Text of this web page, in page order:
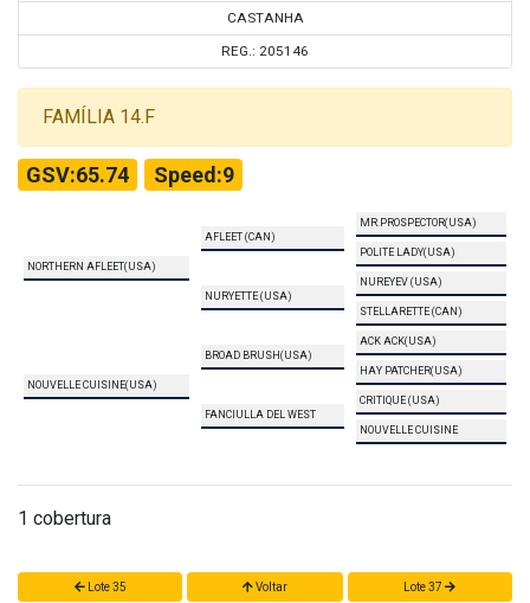
CASTANHA
REG.: 205146
FAMÍLIA 14.F
GSV:65.74 Speed:9
NORTHERN AFLEET(USA)
AFLEET (CAN)
MR.PROSPECTOR(USA)
POLITE LADY(USA)
NURYETTE (USA)
NUREYEV (USA)
STELLARETTE (CAN)
NOUVELLE CUISINE(USA)
BROAD BRUSH(USA)
ACK ACK(USA)
HAY PATCHER(USA)
FANCIULLA DEL WEST
CRITIQUE (USA)
NOUVELLE CUISINE
1 cobertura
Lote 35 Voltar Lote 37